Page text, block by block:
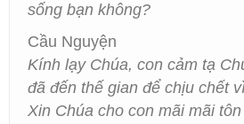
sống bạn không?
Cầu Nguyện
Kính lạy Chúa, con cảm tạ
đã đến thế gian để chịu chết
Xin Chúa cho con mãi mãi